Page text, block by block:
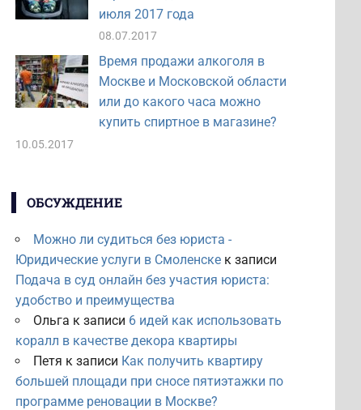
июля 2017 года
08.07.2017
Время продажи алкоголя в
Москве и Московской области
или до какого часа можно
купить спиртное в магазине?
10.05.2017
ОБСУЖДЕНИЕ
Можно ли судиться без юриста -
Юридические услуги в Смоленскек записи
Подача в суд онлайн без участия юриста:
удобство и преимущества
Ольга к записи 6 идей как использовать
коралл в качестве декора квартиры
Петя к записи Как получить квартиру
большей площади при сносе пятиэтажки по
программе реновации в Москве?